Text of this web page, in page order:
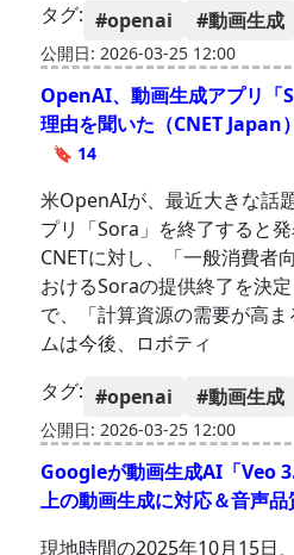
タグ: #openai #動画生成
公開日: 2026-03-25 12:00
OpenAI、動画生成アプリ
理由を聞いた（CNET Japan
🔖 14
米OpenAIが、最近大きな話
プリ「Sora」を終了すると
CNETに対し、「一般消費者
おけるSoraの提供終了を決
で、「計算資源の需要が高
ムは今後、ロボティ
タグ: #openai #動画生成
公開日: 2026-03-25 12:00
Googleが動画生成AI「Veo
上の動画生成に対応＆音声
現地時間の2025年10月15日